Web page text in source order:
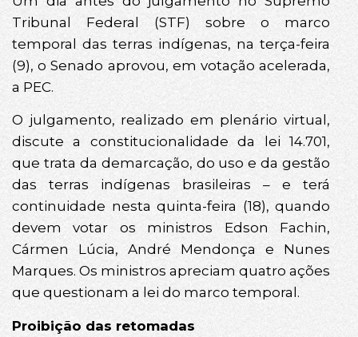
Tribunal Federal (STF) sobre o marco
temporal das terras indígenas, na terça-feira
(9), o Senado aprovou, em votação acelerada,
a PEC.
O julgamento, realizado em plenário virtual,
discute a constitucionalidade da lei 14.701,
que trata da demarcação, do uso e da gestão
das terras indígenas brasileiras – e terá
continuidade nesta quinta-feira (18), quando
devem votar os ministros Edson Fachin,
Cármen Lúcia, André Mendonça e Nunes
Marques. Os ministros apreciam quatro ações
que questionam a lei do marco temporal.
Proibição das retomadas